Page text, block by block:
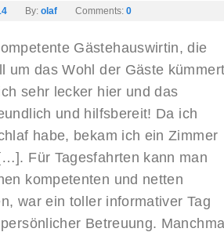
By: olaf Comments: 0
Gästehauswirtin, die
um das Wohl der Gäste
sehr lecker hier und das
und hilfsbereit! Da ich
habe, bekam ich ein Zimmer
Für Tagesfahrten kann man
kompetenten und netten
war ein toller informativer Tag
Betreuung.